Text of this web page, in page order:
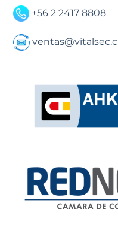
+56 2 2417 8808
ventas@vitalsec.cl